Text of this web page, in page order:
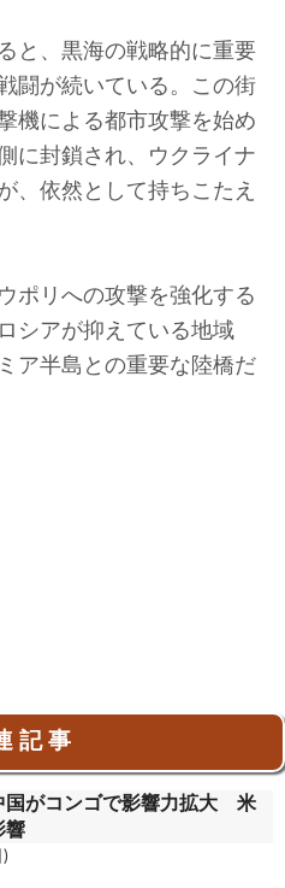
と、黒海の戦略的に重要
闘が続いている。この街
機による都市攻撃を始め
に封鎖され、ウクライナ
、依然として持ちこたえ
ポリへの攻撃を強化する
シアが抑えている地域
ア半島との重要な陸橋だ
記 事
国がコンゴで影響力拡大 米
響